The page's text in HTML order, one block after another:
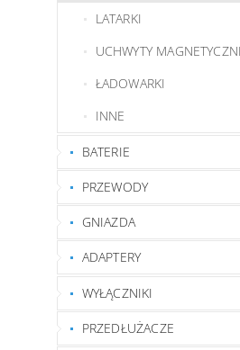
LATARKI
UCHWYTY
ŁADOWARKI
INNE
BATERIE
PRZEWODY
GNIAZDA
ADAPTERY
WYŁĄCZNIKI
PRZEDŁUŻACZE